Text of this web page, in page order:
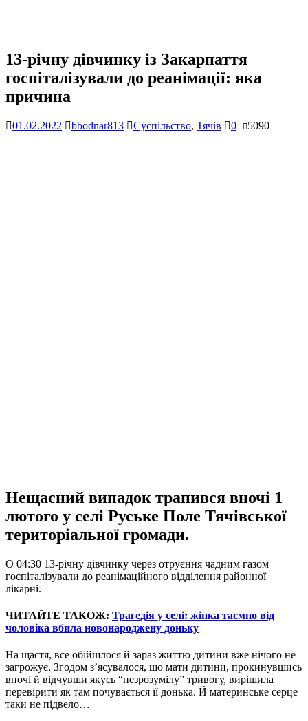
13-річну дівчинку із Закарпаття
госпіталізували до реанімації: яка
причина
01.02.2022 bbodnar813 Суспільство, Тячів 0 5090
Нещасний випадок трапився вночі 1
лютого у селі Руське Поле Тячівської
територіальної громади.
О 04:30 13-річну дівчинку через отруєння чадним газом
госпіталізували до реанімаційного відділення районної
лікарні.
ЧИТАЙТЕ ТАКОЖ: Трагедія у селі: жінка таємно від
чоловіка вбила новонароджену доньку
На щастя, все обійшлося й зараз життю дитини вже нічого не
загрожує. Згодом з’ясувалося, що мати дитини, прокинувшись
вночі й відчувши якусь “незрозумілу” тривогу, вирішила
перевірити як там почувається її донька. Й материнське серце
таки не підвело…